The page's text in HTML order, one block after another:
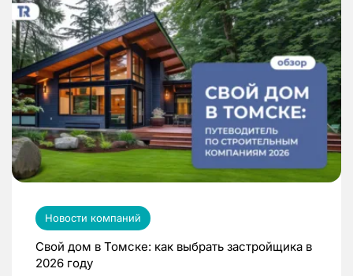
Новости компаний
Свой дом в Томске: как выбрать застройщика в
2026 году